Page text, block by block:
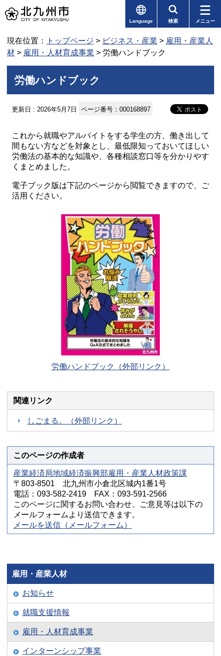
Language 検索 メニュー
現在位置： トップページ > ビジネス・産業 > 雇用・産業人
材 > 雇用・人材育成事業 > 労働ハンドブック
労働ハンドブック
更新日 : 2026年5月7日 ページ番号：000168897
これから就職やアルバイトをする学生の方、働き出して
間もない方などを対象とし、最低限知っておいてほしい
労働法の基本的な知識や、各種相談窓口等を分かりやす
くまとめました。
電子ブック版は下記のページから閲覧できますので、ご
活用ください。
労働ハンドブック（外部リンク）
関連リンク
しごまる。（外部リンク）
このページの作成者
産業経済局地域経済振興部雇用・産業人材政策課
〒803-8501 北九州市小倉北区城内1番1号
電話：093-582-2419 FAX：093-591-2566
このページに関するお問い合わせ、ご意見等は以下の
メールフォームより送信できます。
メールを送信（メールフォーム）
雇用・産業人材
お知らせ
就職支援情報
雇用・人材育成事業
インターンシップ事業